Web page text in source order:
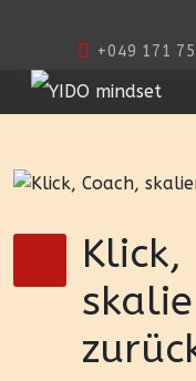
+049 171
Klick,